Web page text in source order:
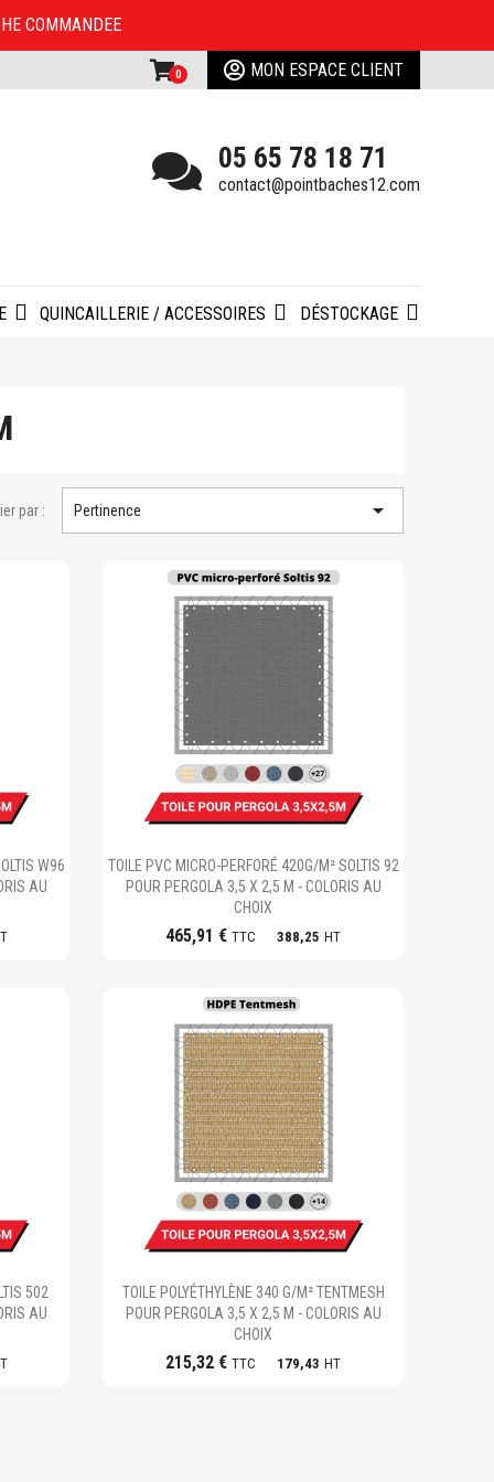
COMMANDEE
0 MON ESPACE CLIENT
05 65 78 18 71
contact@pointbaches12.com
QUINCAILLERIE / ACCESSOIRES DÉSTOCKAGE
par : Pertinence 
W96
AU
Ajouter au panier
TOILE PVC MICRO-PERFORÉ 420G/M² SOLTIS 92
POUR PERGOLA 3,5 X 2,5 M - COLORIS AU
CHOIX
465,91 €TTC 388,25 HT
502
AU
Ajouter au panier
TOILE POLYÉTHYLÈNE 340 G/M² TENTMESH
POUR PERGOLA 3,5 X 2,5 M - COLORIS AU
CHOIX
215,32 €TTC 179,43 HT